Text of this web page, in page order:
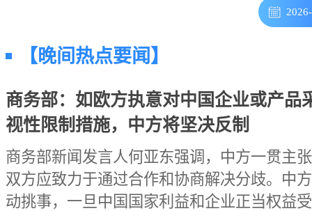
【晚间热点要闻】
商务部：如欧方执意对中国企业或产品
视性限制措施，中方将坚决反制
商务部新闻发言人何亚东强调，中方一贯主
双方应致力于通过合作和协商解决分歧。中
动挑事，一旦中国国家利益和企业正当权益